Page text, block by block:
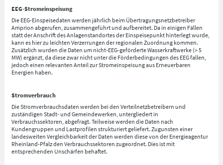
EEG-Stromeinspeisung
Die EEG-Einspeisedaten werden jährlich beim Übertragungsnetzbetreiber
Amprion abgerufen, zusammengeführt und aufbereitet. Da in einigen Fällen
statt der Anschrift des Anlagenstandortes der Einspeisepunkt hinterlegt wurde,
kann es hier zu leichten Verzerrungen der regionalen Zuordnung kommen.
Zusätzlich wurden die Daten um nicht-EEG-geförderte Wasserkraftwerke (> 5
MW) ergänzt, da diese zwar nicht unter die Förderbedingungen des EEG fallen,
jedoch einen relevanten Anteil zur Stromeinspeisung aus Erneuerbaren
Energien haben.
Stromverbrauch
Die Stromverbrauchsdaten werden bei den Verteilnetzbetreibern und
zuständigen Stadt- und Gemeindewerken, untergliedert in
Verbrauchssektoren, abgefragt. Teilweise werden die Daten nach
Kundengruppen und Lastprofilen strukturiert geliefert. Zugunsten einer
landesweiten Vergleichbarkeit der Daten werden diese von der Energieagentur
Rheinland-Pfalz den Verbrauchssektoren zugeordnet. Dies ist mit
entsprechenden Unschärfen behaftet.